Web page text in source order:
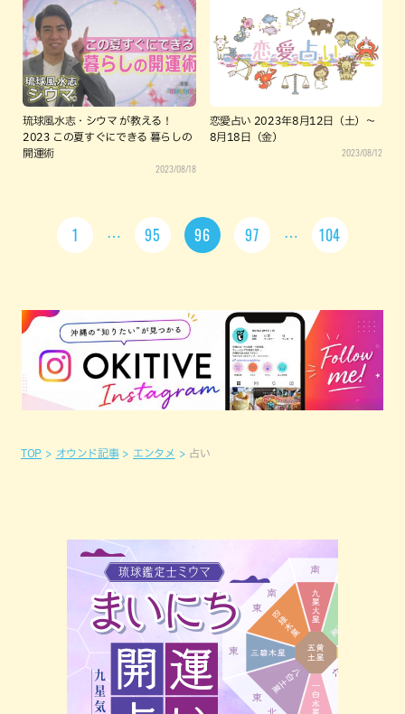
琉球風水志・シウマ が教える！
2023 この夏すぐにできる 暮らしの
開運術
2023/08/18
恋愛占い 2023年8月12日（土）～
8月18日（金）
2023/08/12
1 95 96 97 104
TOP オウンド記事 エンタメ 占い